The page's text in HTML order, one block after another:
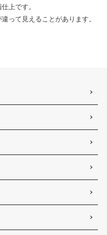
上です。
って見えることがあります。